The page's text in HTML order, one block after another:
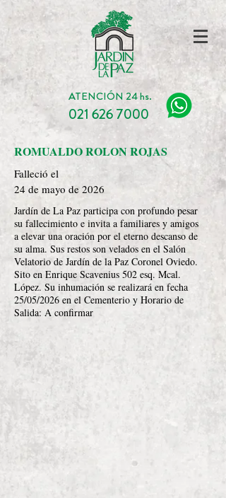
ATENCIÓN 24 hs.
021 626 7000
ROMUALDO ROLON ROJAS
Falleció el
24 de mayo de 2026
Jardín de La Paz participa con profundo pesar
su fallecimiento e invita a familiares y amigos
a elevar una oración por el eterno descanso de
su alma. Sus restos son velados en el Salón
Velatorio de Jardín de la Paz Coronel Oviedo.
Sito en Enrique Scavenius 502 esq. Mcal.
López. Su inhumación se realizará en fecha
25/05/2026 en el Cementerio y Horario de
Salida: A confirmar